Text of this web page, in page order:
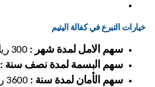
خيارات التبرع في كفالة اليتيم
سهم الامل لمدة شهر :
سهم البسمة لمدة نصف سنة :
سهم الأمان لمدة سنة :